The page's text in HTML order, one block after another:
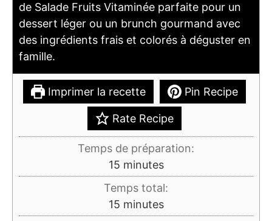
de Salade Fruits Vitaminée parfaite pour un
dessert léger ou un brunch gourmand avec
des ingrédients frais et colorés à déguster en
famille.
Imprimer la recette Pin Recipe
Rate Recipe
Temps de préparation:
15minutes
minutes
Temps total:
15minutes
minutes